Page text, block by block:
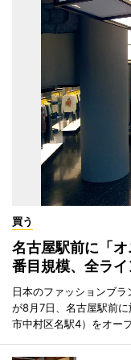
買う
名古屋駅前に「
番目規模、全ライ
日本のファッションブ
が8月7日、名古屋駅前
市中村区名駅4）をオー